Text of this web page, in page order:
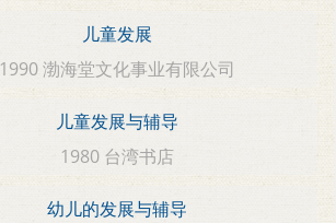
儿童发展
1990 渤海堂文化事业有限公司
儿童发展与辅导
1980 台湾书店
幼儿的发展与辅导